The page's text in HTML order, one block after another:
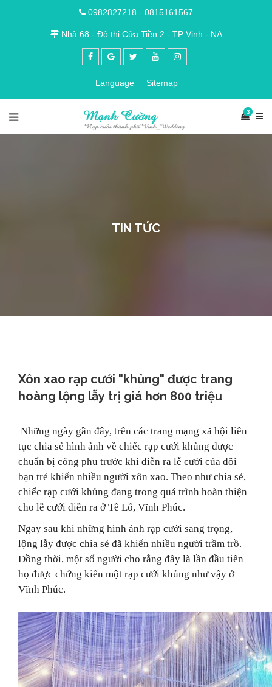
0982827218 - 0815161567
Nhà 68 - Đô thị Cửa Tiền 2 - TP Vinh - NA
Language Sitemap
3
TIN TỨC
Xôn xao rạp cưới "khủng" được trang
hoàng lộng lẫy trị giá hơn 800 triệu
Những ngày gần đây, trên các trang mạng xã hội liên
tục chia sẻ hình ảnh về chiếc rạp cưới khủng được
chuẩn bị công phu trước khi diễn ra lễ cưới của đôi
bạn trẻ khiến nhiều người xôn xao. Theo như chia sẻ,
chiếc rạp cưới khủng đang trong quá trình hoàn thiện
cho lễ cưới diễn ra ở Tề Lỗ, Vĩnh Phúc.
Ngay sau khi những hình ảnh rạp cưới sang trọng,
lộng lẫy được chia sẻ đã khiến nhiều người trầm trồ.
Đồng thời, một số người cho rằng đây là lần đầu tiên
họ được chứng kiến một rạp cưới khủng như vậy ở
Vĩnh Phúc.